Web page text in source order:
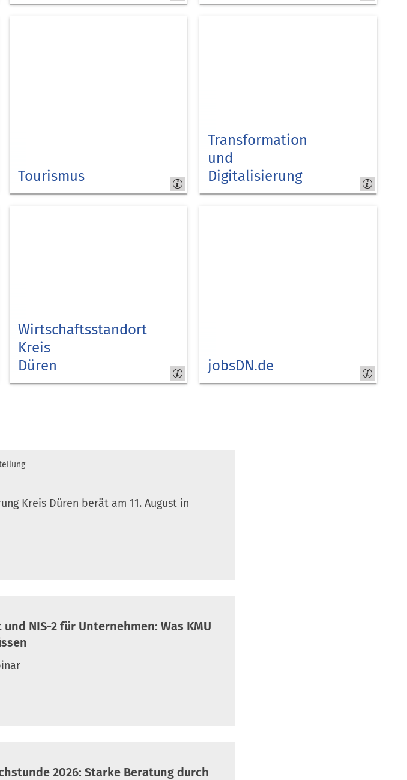
Tourismus
Transformation
und
Digitalisierung
Wirtschaftsstandort
Kreis
Düren
jobsDN.de
Kreis Düren berät am 11. August in
NIS-2 für Unternehmen: Was KMU
2026: Starke Beratung durch